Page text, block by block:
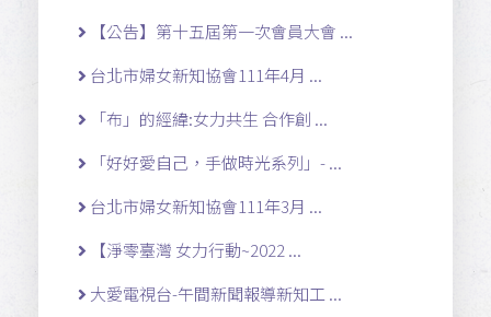
【公告】第十五屆第一次會員大會 ...
台北市婦女新知協會111年4月 ...
「布」的經緯:女力共生 合作創 ...
「好好愛自己，手做時光系列」- ...
台北市婦女新知協會111年3月 ...
【淨零臺灣 女力行動~2022 ...
大愛電視台-午間新聞報導新知工 ...